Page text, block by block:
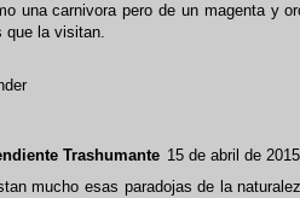
una carnivora pero de un magenta y
que la visitan.
Trashumante 15 de abril de
mucho esas paradojas de la